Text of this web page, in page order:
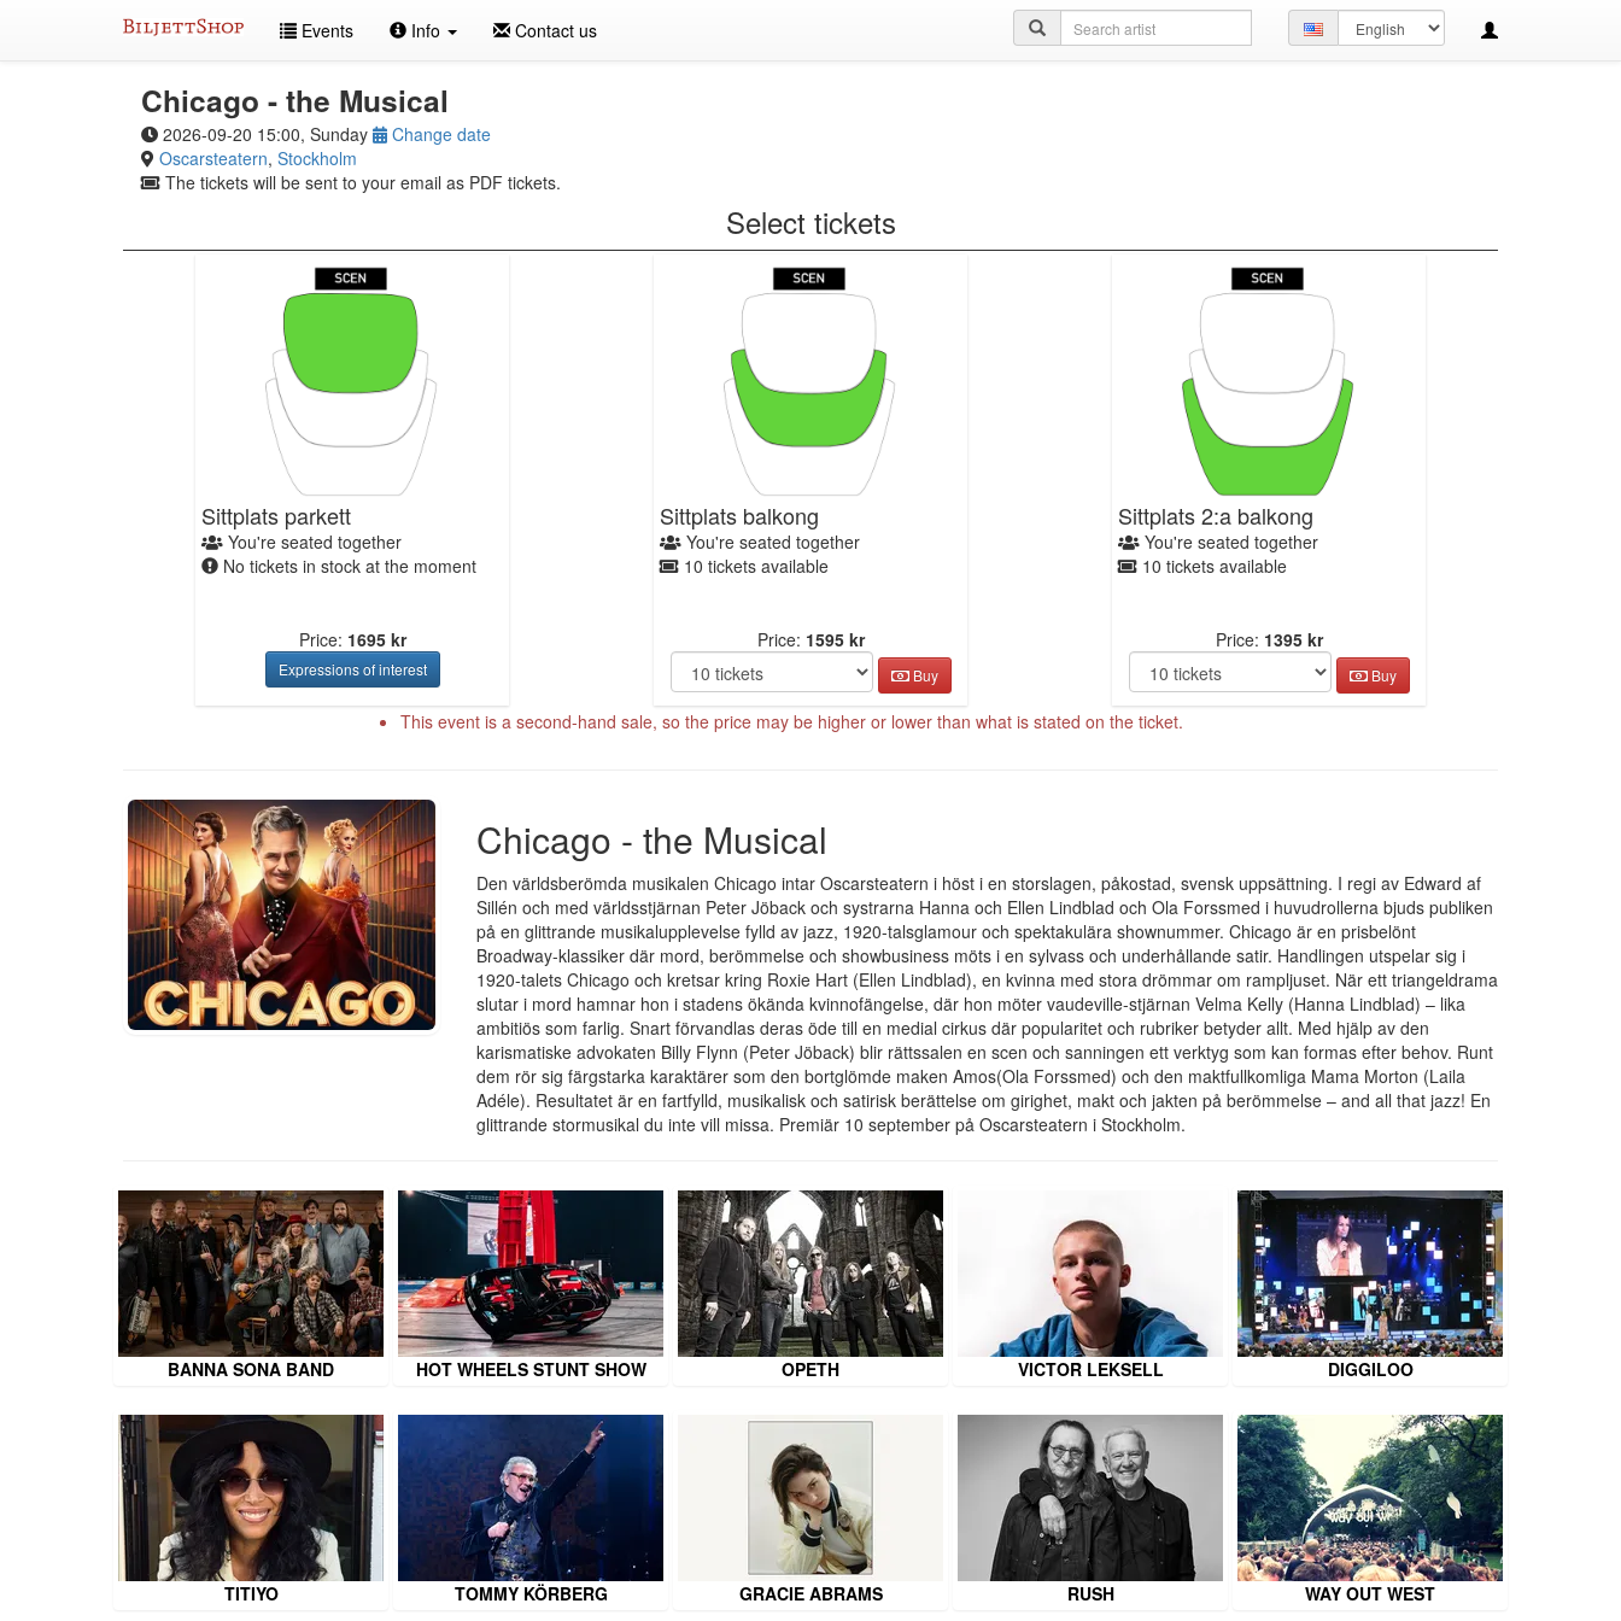
Events Info Contact us
Set
language
Search
query
Chicago - the Musical
2026-09-20 15:00, Sunday
Change date
Oscarsteatern, Stockholm
The tickets will be sent to your email as PDF tickets.
Select tickets
Sittplats parkett
You're seated together
No tickets in stock at the moment
Price: 1695 kr
Sittplats balkong
You're seated together
10 tickets available
Price: 1595 kr
Buy
Sittplats 2:a balkong
You're seated together
10 tickets available
Price: 1395 kr
Buy
This event is a second-hand sale, so the price may be higher or lower than what is stated on the ticket.
Chicago - the Musical
Den världsberömda musikalen Chicago intar Oscarsteatern i höst i en storslagen, påkostad, svensk uppsättning. I regi av Edward af
Sillén och med världsstjärnan Peter Jöback och systrarna Hanna och Ellen Lindblad och Ola Forssmed i huvudrollerna bjuds publiken
på en glittrande musikalupplevelse fylld av jazz, 1920-talsglamour och spektakulära shownummer. Chicago är en prisbelönt
Broadway-klassiker där mord, berömmelse och showbusiness möts i en sylvass och underhållande satir. Handlingen utspelar sig i
1920-talets Chicago och kretsar kring Roxie Hart (Ellen Lindblad), en kvinna med stora drömmar om rampljuset. När ett triangeldrama
slutar i mord hamnar hon i stadens ökända kvinnofängelse, där hon möter vaudeville-stjärnan Velma Kelly (Hanna Lindblad) – lika
ambitiös som farlig. Snart förvandlas deras öde till en medial cirkus där popularitet och rubriker betyder allt. Med hjälp av den
karismatiske advokaten Billy Flynn (Peter Jöback) blir rättssalen en scen och sanningen ett verktyg som kan formas efter behov. Runt
dem rör sig färgstarka karaktärer som den bortglömde maken Amos(Ola Forssmed) och den maktfullkomliga Mama Morton (Laila
Adéle). Resultatet är en fartfylld, musikalisk och satirisk berättelse om girighet, makt och jakten på berömmelse – and all that jazz! En
glittrande stormusikal du inte vill missa. Premiär 10 september på Oscarsteatern i Stockholm.
BANNA SONA BAND HOT WHEELS STUNT SHOW OPETH VICTOR LEKSELL DIGGILOO
TITIYO TOMMY KÖRBERG GRACIE ABRAMS RUSH WAY OUT WEST